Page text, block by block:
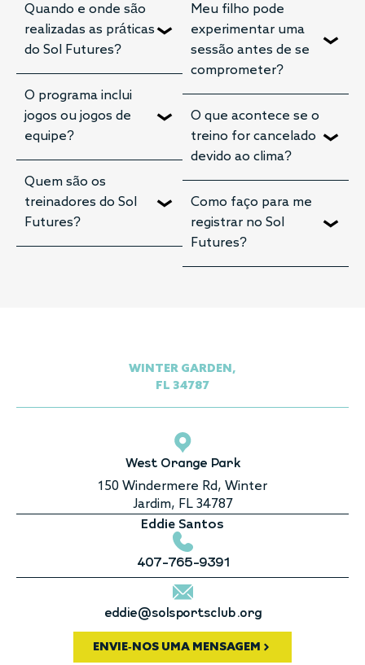
Quando e onde são
realizadas as práticas
do Sol Futures?
O programa inclui
jogos ou jogos de
equipe?
Quem são os
treinadores do Sol
Futures?
Meu filho pode
experimentar uma
sessão antes de se
comprometer?
O que acontece se o
treino for cancelado
devido ao clima?
Como faço para me
registrar no Sol
Futures?
WINTER GARDEN,
FL 34787
West Orange Park
150 Windermere Rd, Winter
Jardim, FL 34787
Eddie Santos
407-765-9391
eddie@solsportsclub.org
ENVIE-NOS UMA MENSAGEM